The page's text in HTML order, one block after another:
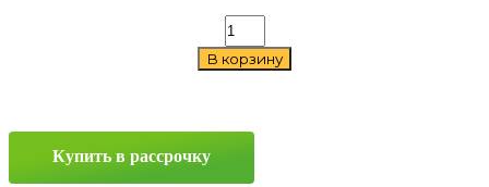
Количество
товара
Advance
В корзину
Купить в рассрочку